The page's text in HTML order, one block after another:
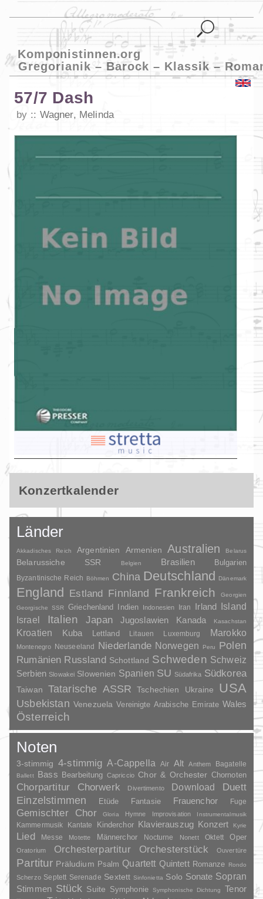
Komponistinnen.org
Gregorianik – Barock – Klassik –
57/7 Dash
by Wagner, Melinda
Konzertkalender
Länder
Akkadisches Reich Argentinien Armenien Australien Belarus
Belarussiche SSR Belgien Brasilien Bulgarien
Byzantinische Reich Böhmen China Deutschland Dänemark
England Estland Finnland Frankreich
Georgien
Georgische SSR
Griechenland Indien Indonesien Iran Irland
Island
Israel
Italien Japan Jugoslawien Kanada Kasachstan
Kroatien Kuba Lettland Litauen Luxemburg Marokko
Montenegro Neuseeland Niederlande Norwegen Peru
Polen
Rumänien Russland Schottland Schweden Schweiz
Serbien Slowakei Slowenien Spanien SU Südafrika Südkorea
Taiwan Tatarische ASSR Tschechien Ukraine USA
Usbekistan Venezuela Vereinigte Arabische Emirate Wales
Österreich
Noten
3-stimmig 4-stimmig A-Cappella Air Alt Anthem Bagatelle
Ballett Bass Bearbeitung Capriccio Chor & Orchester Chornoten
Chorpartitur Chorwerk Divertimento Download
Duett
Einzelstimmen
Etüde Fantasie Frauenchor Fuge
Gemischter Chor Gloria Hymne Improvisation Instrumentalmusik
Kammermusik Kantate Kinderchor Klavierauszug Konzert Kyrie
Lied Messe Motette Männerchor Nocturne Nonett Oktett Oper
Oratorium Orchesterpartitur Orchesterstück Ouvertüre
Partitur Präludium Psalm Quartett Quintett Romanze Rondo
Scherzo Septett Serenade Sextett Sinfonietta Solo Sonate Sopran
Stimmen Stück Suite Symphonie Symphonische Dichtung Tenor